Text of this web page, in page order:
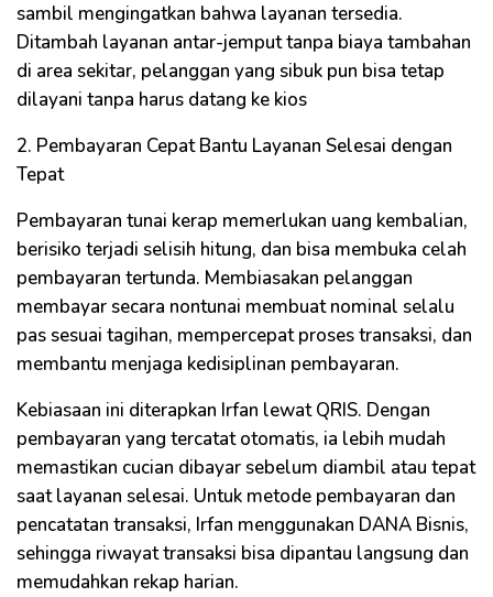
sambil mengingatkan bahwa layanan tersedia.
Ditambah layanan antar-jemput tanpa biaya tambahan
di area sekitar, pelanggan yang sibuk pun bisa tetap
dilayani tanpa harus datang ke kios
2. Pembayaran Cepat Bantu Layanan Selesai dengan
Tepat
Pembayaran tunai kerap memerlukan uang kembalian,
berisiko terjadi selisih hitung, dan bisa membuka celah
pembayaran tertunda. Membiasakan pelanggan
membayar secara nontunai membuat nominal selalu
pas sesuai tagihan, mempercepat proses transaksi, dan
membantu menjaga kedisiplinan pembayaran.
Kebiasaan ini diterapkan Irfan lewat QRIS. Dengan
pembayaran yang tercatat otomatis, ia lebih mudah
memastikan cucian dibayar sebelum diambil atau tepat
saat layanan selesai. Untuk metode pembayaran dan
pencatatan transaksi, Irfan menggunakan DANA Bisnis,
sehingga riwayat transaksi bisa dipantau langsung dan
memudahkan rekap harian.